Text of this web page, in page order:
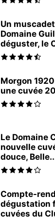
Un
Domaine
déguster, le
Morgon
une cuvée
Le Domaine
nouvelle
douce,
Compte-
dégustation
cuvées du